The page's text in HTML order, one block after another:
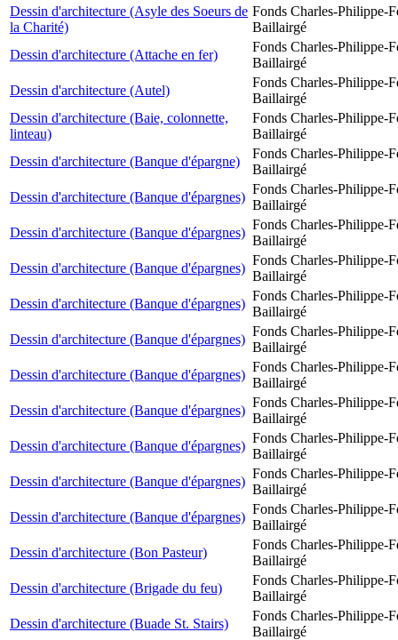
Dessin d'architecture (Asyle des Soeurs de
la Charité)
Fonds Charles-Philippe-
Baillairgé
Dessin d'architecture (Attache en fer)
Fonds Charles-Philippe-
Baillairgé
Dessin d'architecture (Autel)
Fonds Charles-Philippe-
Baillairgé
Dessin d'architecture (Baie, colonnette,
linteau)
Fonds Charles-Philippe-
Baillairgé
Dessin d'architecture (Banque d'épargne)
Fonds Charles-Philippe-
Baillairgé
Dessin d'architecture (Banque d'épargnes)
Fonds Charles-Philippe-
Baillairgé
Dessin d'architecture (Banque d'épargnes)
Fonds Charles-Philippe-
Baillairgé
Dessin d'architecture (Banque d'épargnes)
Fonds Charles-Philippe-
Baillairgé
Dessin d'architecture (Banque d'épargnes)
Fonds Charles-Philippe-
Baillairgé
Dessin d'architecture (Banque d'épargnes)
Fonds Charles-Philippe-
Baillairgé
Dessin d'architecture (Banque d'épargnes)
Fonds Charles-Philippe-
Baillairgé
Dessin d'architecture (Banque d'épargnes)
Fonds Charles-Philippe-
Baillairgé
Dessin d'architecture (Banque d'épargnes)
Fonds Charles-Philippe-
Baillairgé
Dessin d'architecture (Banque d'épargnes)
Fonds Charles-Philippe-
Baillairgé
Dessin d'architecture (Banque d'épargnes)
Fonds Charles-Philippe-
Baillairgé
Dessin d'architecture (Bon Pasteur)
Fonds Charles-Philippe-
Baillairgé
Dessin d'architecture (Brigade du feu)
Fonds Charles-Philippe-
Baillairgé
Dessin d'architecture (Buade St. Stairs)
Fonds Charles-Philippe-
Baillairgé